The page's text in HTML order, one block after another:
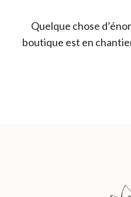
Quelque chose
boutique est en